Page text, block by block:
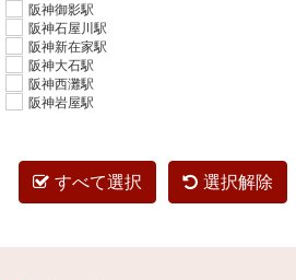
阪神御影駅
阪神石屋川駅
阪神新在家駅
阪神大石駅
阪神西灘駅
阪神岩屋駅
すべて選択 選択解除